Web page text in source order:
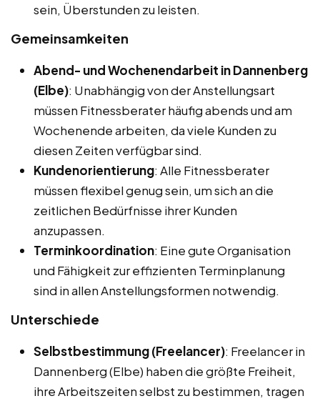
sein, Überstunden zu leisten.
Gemeinsamkeiten
Abend- und Wochenendarbeit in Dannenberg
(Elbe): Unabhängig von der Anstellungsart
müssen Fitnessberater häufig abends und am
Wochenende arbeiten, da viele Kunden zu
diesen Zeiten verfügbar sind.
Kundenorientierung: Alle Fitnessberater
müssen flexibel genug sein, um sich an die
zeitlichen Bedürfnisse ihrer Kunden
anzupassen.
Terminkoordination: Eine gute Organisation
und Fähigkeit zur effizienten Terminplanung
sind in allen Anstellungsformen notwendig.
Unterschiede
Selbstbestimmung (Freelancer): Freelancer in
Dannenberg (Elbe) haben die größte Freiheit,
ihre Arbeitszeiten selbst zu bestimmen, tragen